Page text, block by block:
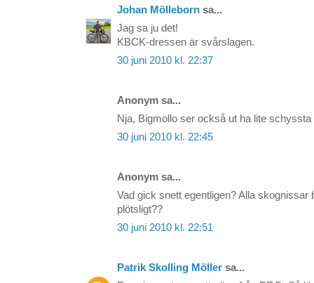
Johan Mölleborn sa...
Jag sa ju det!
KBCK-dressen är svårslagen.
30 juni 2010 kl. 22:37
Anonym sa...
Nja, Bigmollo ser också ut ha lite schyssta
30 juni 2010 kl. 22:45
Anonym sa...
Vad gick snett egentligen? Alla skognissar
plötsligt??
30 juni 2010 kl. 22:51
Patrik Skolling Möller sa...